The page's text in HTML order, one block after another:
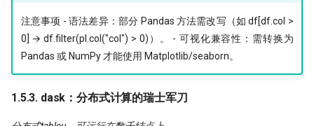
​注意事项 - ​语法差异：部分 Pandas 方法需改写（如 df[df.col >
0] → df.filter(pl.col("col") > 0)）。 - ​可视化兼容性：需转换为
Pandas 或 NumPy 才能使用 Matplotlib/seaborn。
1.5.3. dask：分布式计算的瑞士军刀